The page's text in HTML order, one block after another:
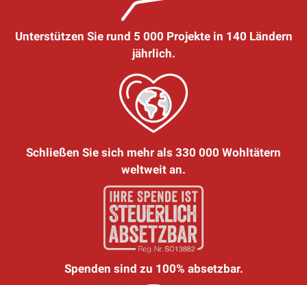
Unterstützen Sie rund 5 000 Projekte in 140 Ländern
jährlich.
Schließen Sie sich mehr als 330 000 Wohltätern
weltweit an.
Spenden sind zu 100% absetzbar.